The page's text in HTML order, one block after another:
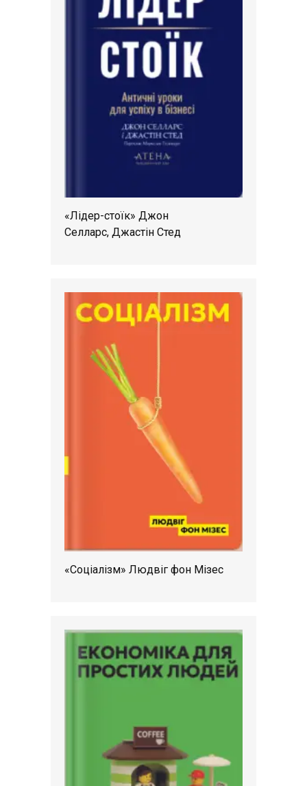
«Лідер-стоїк» Джон
Селларс, Джастін Стед
«Соціалізм» Людвіг фон Мізес